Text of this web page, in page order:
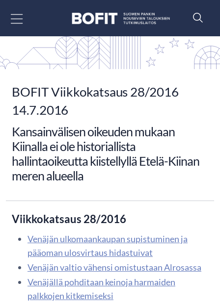
BOFIT Viikkokatsaus 28/2016
14.7.2016
Kansainvälisen oikeuden mukaan
Kiinalla ei ole historiallista
hallintaoikeutta kiistellyllä Etelä-Kiinan
meren alueella
Viikkokatsaus 28/2016
Venäjän ulkomaankaupan supistuminen ja
pääoman ulosvirtaus hidastuivat
Venäjän valtio vähensi omistustaan Alrosassa
Venäjällä pohditaan keinoja harmaiden
palkkojen kitkemiseksi